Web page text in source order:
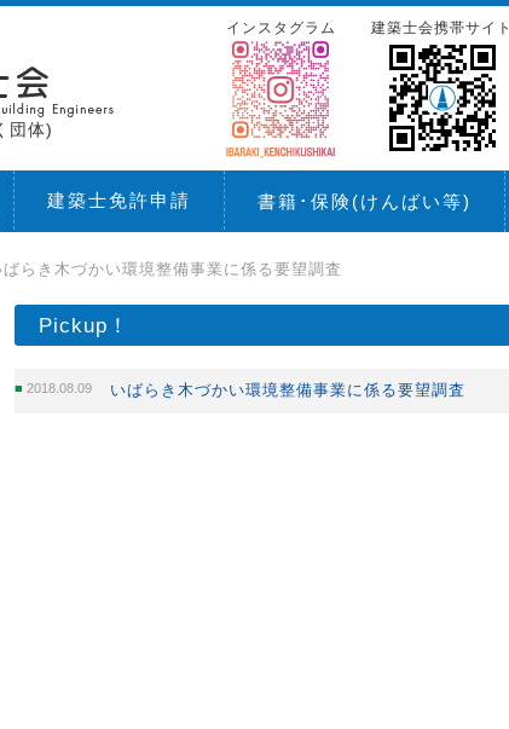
団体)
建築士会携帯サイト
インスタグラム
建築士免許申請 書籍･保険(けんばい等)
ばらき木づかい環境整備事業に係る要望調査
Pickup！
2018.08.09 いばらき木づかい環境整備事業に係る要望調査